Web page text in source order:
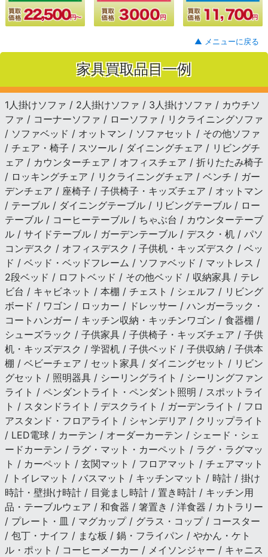
▲ メニューに戻る
家具買取品目一例
1人掛けソファ / 2人掛けソファ / 3人掛けソファ / カウチソ
ファ / コーナーソファ / ローソファ / リクライニングソファ
/ ソファベッド / オットマン / ソファセット / その他ソファ
/ チェア・椅子 / スツール / ダイニングチェア / リビングチ
ェア / カウンターチェア / オフィスチェア / 折りたたみ椅子
/ ロッキングチェア / リクライニングチェア / ベンチ / ガー
デンチェア / 座椅子 / 子供椅子・キッズチェア / オットマン
/ テーブル / ダイニングテーブル / リビングテーブル / ロー
テーブル / コーヒーテーブル / ちゃぶ台 / カウンターテーブ
ル / サイドテーブル / ガーデンテーブル / デスク・机 / パソ
コンデスク / オフィスデスク / 子供机・キッズデスク / ベッ
ド / ベッド・ベッドフレーム / ソファベッド / マットレス /
2段ベッド / ロフトベッド / その他ベッド / 収納家具 / テレ
ビ台 / キャビネット / 本棚 / チェスト / シェルフ / リビング
ボード / ワゴン / ロッカー / ドレッサー / ハンガーラック・
コートハンガー / キッチン収納・キッチンワゴン / 食器棚 /
シューズラック / 子供家具 / 子供椅子・キッズチェア / 子供
机・キッズデスク / 学習机 / 子供ベッド / 子供収納 / 子供本
棚 / ベビーチェア / セット家具 / ダイニングセット / リビン
グセット / 照明器具 / シーリングライト / シーリングファン
ライト / ペンダントライト・ペンダント照明 / スポットライ
ト / スタンドライト / デスクライト / ガーデンライト / フロ
アスタンド・フロアライト / シャンデリア / クリップライト
/ LED電球 / カーテン / オーダーカーテン / シェード・シェ
ードカーテン / ラグ・マット・カーペット / ラグ・ラグマッ
ト / カーペット / 玄関マット / フロアマット / チェアマット
/ トイレマット / バスマット / キッチンマット / 時計 / 掛け
時計・壁掛け時計 / 目覚まし時計 / 置き時計 / キッチン用
品・テーブルウェア / 和食器 / 箸置き / 洋食器 / カトラリー
/ プレート・皿 / マグカップ / グラス・コップ / コースター
/ 包丁・ナイフ / まな板 / 鍋・フライパン / やかん・ケト
ル・ポット / コーヒーメーカー / メイソンジャー / キャニス